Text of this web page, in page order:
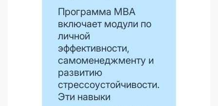
Программа MBA
включает модули по
личной
эффективности,
самоменеджменту и
развитию
стрессоустойчивости.
Эти навыки